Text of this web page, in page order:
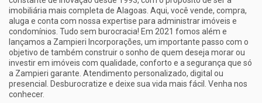
imobiliária mais completa de Alagoas. Aqui, você vende, compra,
aluga e conta com nossa expertise para administrar imóveis e
condomínios. Tudo sem burocracia! Em 2021 fomos além e
lançamos a Zampieri Incorporações, um importante passo com o
objetivo de também construir o sonho de quem deseja morar ou
investir em imóveis com qualidade, conforto e a segurança que só
a Zampieri garante. Atendimento personalizado, digital ou
presencial. Desburocratize e deixe sua vida mais fácil. Venha nos
conhecer.